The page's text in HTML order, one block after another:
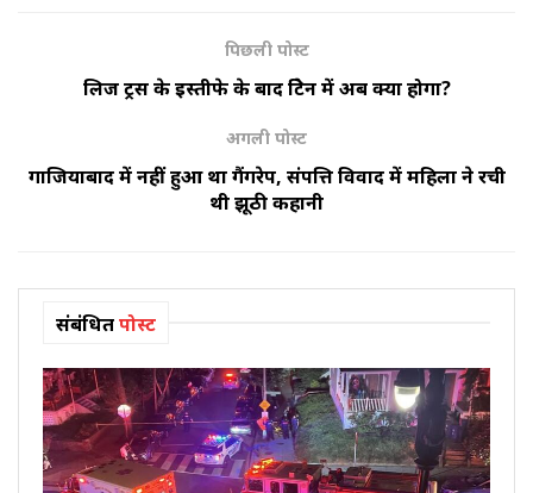
पिछली पोस्ट
लिज ट्रस के इस्तीफे के बाद ब्रिटेन में अब क्या होगा?
अगली पोस्ट
गाजियाबाद में नहीं हुआ था गैंगरेप, संपत्ति विवाद में महिला ने रची
थी झूठी कहानी
संबंधितपोस्ट